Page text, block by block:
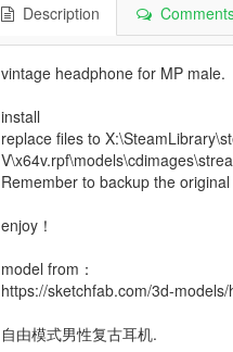
Description
vintage headphone for MP male.
install
replace files to
Remember to backup the original
enjoy！
model from：
https://sketchfab.com/3d-
自由模式男性复古耳机.